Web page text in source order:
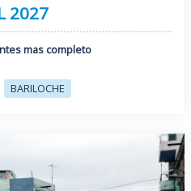
2027
mas completo
BARILOCHE